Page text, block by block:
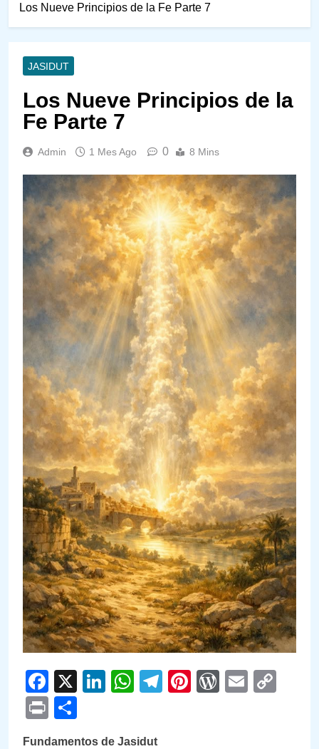
Los Nueve Principios de la Fe Parte 7
JASIDUT
Los Nueve Principios de la
Fe Parte 7
Admin 1 Mes Ago 0 8 Mins
Facebook
X LinkedIn
WhatsApp
Telegram
PinterestEmail
Print
Fundamentos de Jasidut